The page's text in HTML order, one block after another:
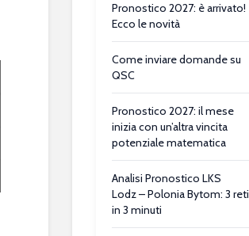
Pronostico 2027: è arrivato!
Ecco le novità
Come inviare domande su
QSC
Pronostico 2027: il mese
inizia con un’altra vincita
potenziale matematica
Analisi Pronostico LKS
Lodz – Polonia Bytom: 3 reti
in 3 minuti